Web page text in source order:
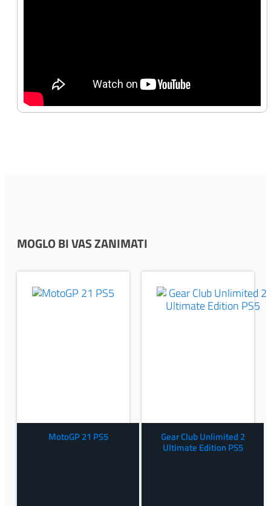
MOGLO BI VAS ZANIMATI
MotoGP 21 PS5 Gear Club Unlimited 2
Ultimate Edition PS5